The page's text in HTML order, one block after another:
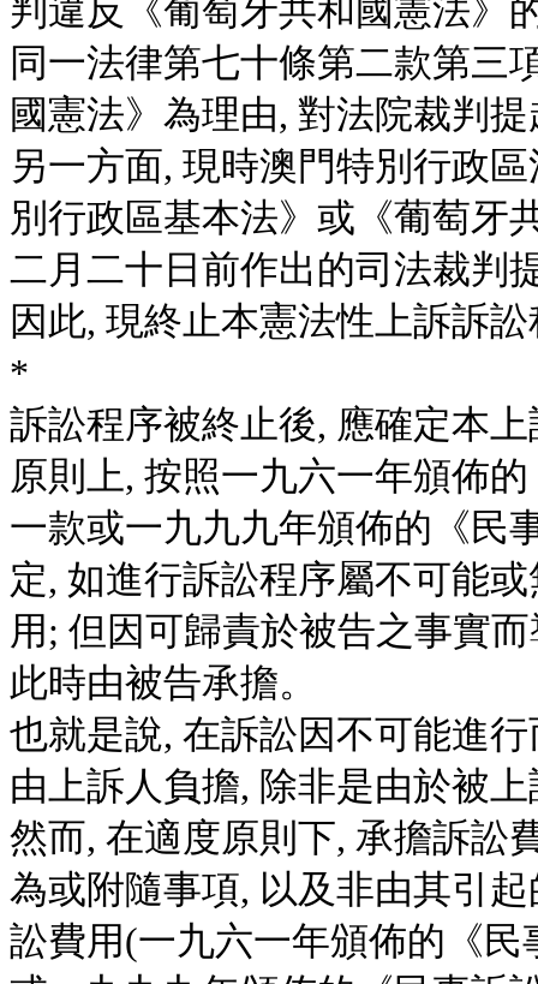
判違反《葡萄牙共和國憲法》
同一法律第七十條第二款第三
國憲法》為理由, 對法院裁判
另一方面, 現時澳門特別行政
別行政區基本法》或《葡萄牙
二月二十日前作出的司法裁判
因此, 現終止本憲法性上訴訴
*
訴訟程序被終止後, 應確定本
原則上, 按照一九六一年頒佈
一款或一九九九年頒佈的《民
定, 如進行訴訟程序屬不可能
用; 但因可歸責於被告之事實
此時由被告承擔。
也就是說, 在訴訟因不可能進
由上訴人負擔, 除非是由於被
然而, 在適度原則下, 承擔訴訟
為或附隨事項, 以及非由其引
訟費用(一九六一年頒佈的《